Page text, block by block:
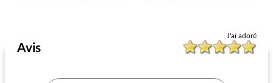
J'ai adoré
Avis